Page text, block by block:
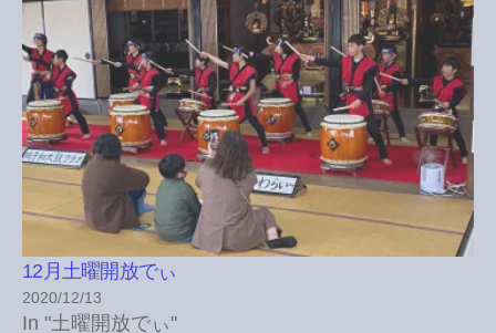
12月土曜開放でぃ
2020/12/13
In "土曜開放でぃ"